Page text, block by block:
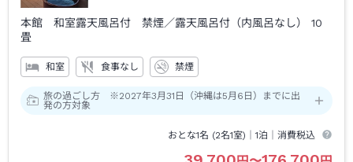
本館 和室露天風呂付 禁煙／露天風呂付（内風呂なし） 10
畳
和室 食事なし 禁煙
旅の過ごし方 ※2027年3月31日（沖縄は5月6日）までに出
発の方対象
おとな1名 (2名1室)｜1泊 ｜消費税込